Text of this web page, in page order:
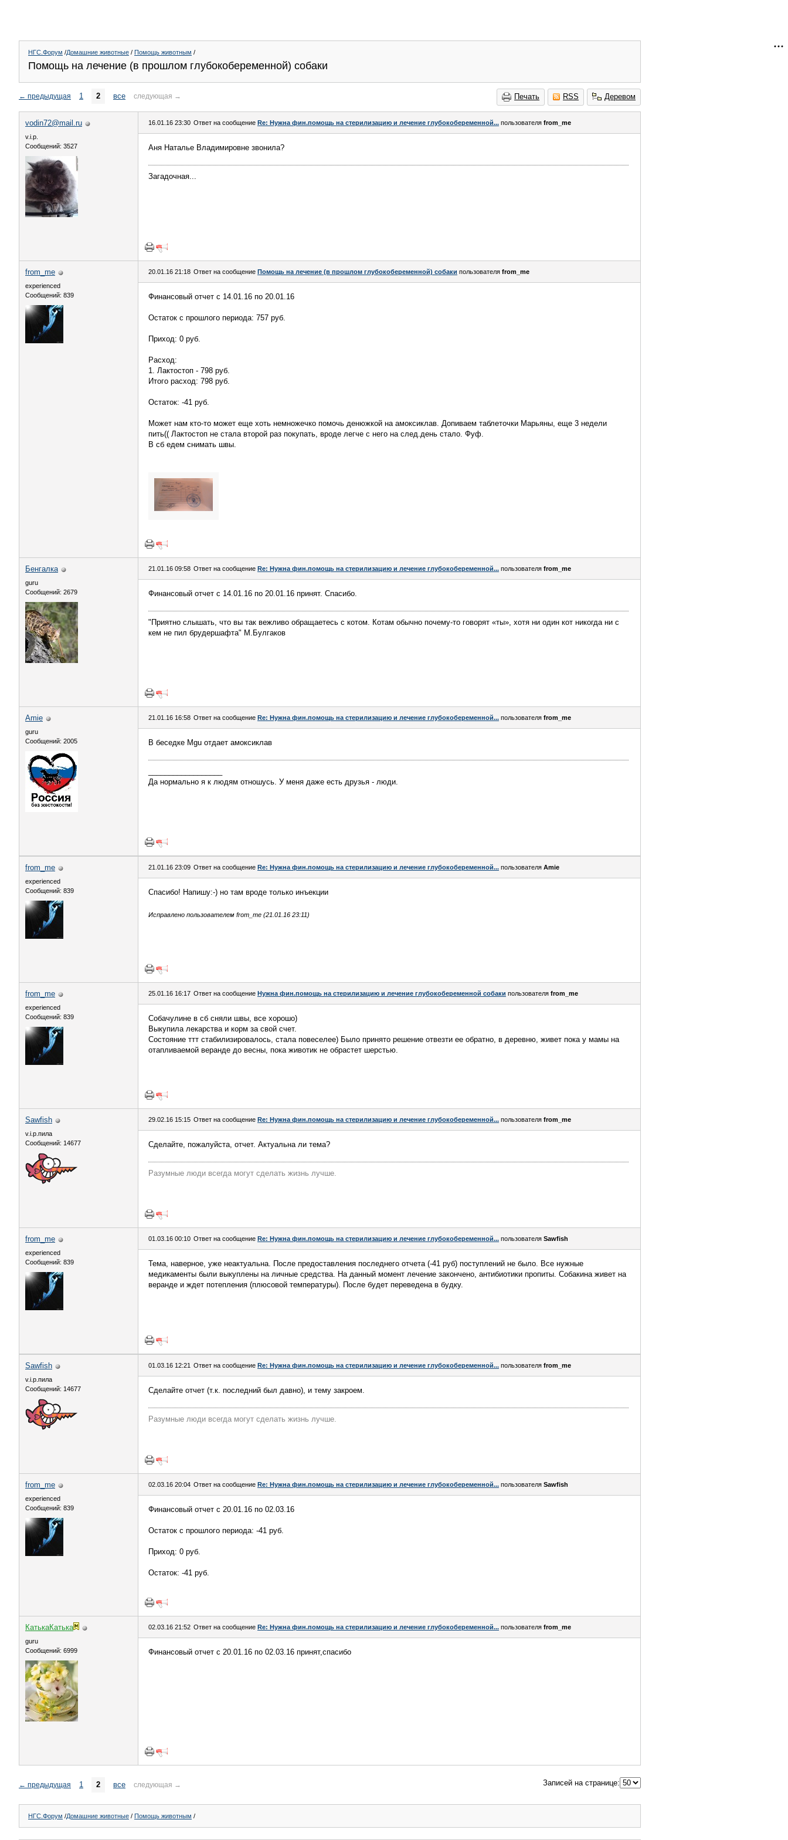
НГС.Форум /Домашние животные / Помощь животным /
Помощь на лечение (в прошлом глубокобеременной) собаки
Печать RSS Деревом
← предыдущая 1 2 все следующая →
vodin72@mail.ru
v.i.p.
Сообщений: 3527
16.01.16 23:30 Ответ на сообщение Re: Нужна фин.помощь на стерилизацию и лечение глубокобеременной... пользователя from_me
Аня Наталье Владимировне звонила?
Загадочная...
from_me
experienced
Сообщений: 839
20.01.16 21:18 Ответ на сообщение Помощь на лечение (в прошлом глубокобеременной) собаки пользователя from_me
Финансовый отчет с 14.01.16 по 20.01.16
Остаток с прошлого периода: 757 руб.
Приход: 0 руб.
Расход:
1. Лактостоп - 798 руб.
Итого расход: 798 руб.
Остаток: -41 руб.
Может нам кто-то может еще хоть немножечко помочь денюжкой на амоксиклав. Допиваем таблеточки Марьяны, еще 3 недели
пить(( Лактостоп не стала второй раз покупать, вроде легче с него на след.день стало. Фуф.
В сб едем снимать швы.
Бенгалка
guru
Сообщений: 2679
21.01.16 09:58 Ответ на сообщение Re: Нужна фин.помощь на стерилизацию и лечение глубокобеременной... пользователя from_me
Финансовый отчет с 14.01.16 по 20.01.16 принят. Спасибо.
"Приятно слышать, что вы так вежливо обращаетесь с котом. Котам обычно почему-то говорят «ты», хотя ни один кот никогда ни с
кем не пил брудершафта" М.Булгаков
Amie
guru
Сообщений: 2005
21.01.16 16:58 Ответ на сообщение Re: Нужна фин.помощь на стерилизацию и лечение глубокобеременной... пользователя from_me
В беседке Mgu отдает амоксиклав
Да нормально я к людям отношусь. У меня даже есть друзья - люди.
from_me
experienced
Сообщений: 839
21.01.16 23:09 Ответ на сообщение Re: Нужна фин.помощь на стерилизацию и лечение глубокобеременной... пользователя Amie
Спасибо! Напишу:-) но там вроде только инъекции
Исправлено пользователем from_me (21.01.16 23:11)
from_me
experienced
Сообщений: 839
25.01.16 16:17 Ответ на сообщение Нужна фин.помощь на стерилизацию и лечение глубокобеременной собаки пользователя from_me
Собачулине в сб сняли швы, все хорошо)
Выкупила лекарства и корм за свой счет.
Состояние ттт стабилизировалось, стала повеселее) Было принято решение отвезти ее обратно, в деревню, живет пока у мамы на
отапливаемой веранде до весны, пока животик не обрастет шерстью.
Sawfish
v.i.p.пила
Сообщений: 14677
29.02.16 15:15 Ответ на сообщение Re: Нужна фин.помощь на стерилизацию и лечение глубокобеременной... пользователя from_me
Сделайте, пожалуйста, отчет. Актуальна ли тема?
Разумные люди всегда могут сделать жизнь лучше.
from_me
experienced
Сообщений: 839
01.03.16 00:10 Ответ на сообщение Re: Нужна фин.помощь на стерилизацию и лечение глубокобеременной... пользователя Sawfish
Тема, наверное, уже неактуальна. После предоставления последнего отчета (-41 руб) поступлений не было. Все нужные
медикаменты были выкуплены на личные средства. На данный момент лечение закончено, антибиотики пропиты. Собакина живет на
веранде и ждет потепления (плюсовой температуры). После будет переведена в будку.
Sawfish
v.i.p.пила
Сообщений: 14677
01.03.16 12:21 Ответ на сообщение Re: Нужна фин.помощь на стерилизацию и лечение глубокобеременной... пользователя from_me
Сделайте отчет (т.к. последний был давно), и тему закроем.
Разумные люди всегда могут сделать жизнь лучше.
from_me
experienced
Сообщений: 839
02.03.16 20:04 Ответ на сообщение Re: Нужна фин.помощь на стерилизацию и лечение глубокобеременной... пользователя Sawfish
Финансовый отчет с 20.01.16 по 02.03.16
Остаток с прошлого периода: -41 руб.
Приход: 0 руб.
Остаток: -41 руб.
КатькаКатька
guru
Сообщений: 6999
02.03.16 21:52 Ответ на сообщение Re: Нужна фин.помощь на стерилизацию и лечение глубокобеременной... пользователя from_me
Финансовый отчет с 20.01.16 по 02.03.16 принят,спасибо
← предыдущая 1 2 все следующая → Записей на странице:
НГС.Форум /Домашние животные / Помощь животным /